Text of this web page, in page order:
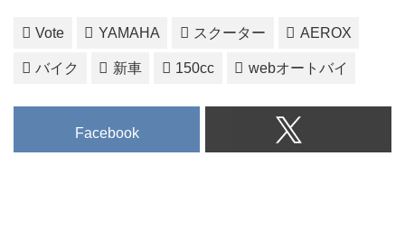
Vote YAMAHA スクーター AEROX
バイク 新車 150cc webオートバイ
Facebook